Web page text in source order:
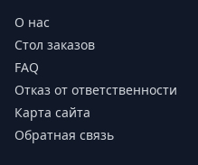
О нас
Стол заказов
FAQ
Отказ от ответственности
Карта сайта
Обратная связь